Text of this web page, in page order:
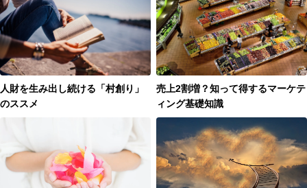
人財を生み出し続ける「村創り」
のススメ
売上2割増？知って得するマーケテ
ィング基礎知識